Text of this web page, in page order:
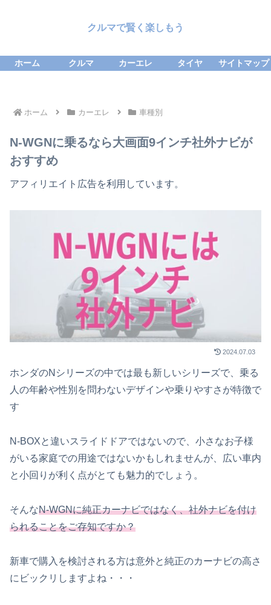
クルマで賢く楽しもう
ホーム クルマ カーエレ タイヤ サイトマップ
ホーム カーエレ 車種別
N-WGNに乗るなら大画面9インチ社外ナビが
おすすめ
アフィリエイト広告を利用しています。
2024.07.03
ホンダのNシリーズの中では最も新しいシリーズで、乗る
人の年齢や性別を問わないデザインや乗りやすさが特徴で
す
N-BOXと違いスライドドアではないので、小さなお子様
がいる家庭での用途ではないかもしれませんが、広い車内
と小回りが利く点がとても魅力的でしょう。
そんなN-WGNに純正カーナビではなく、社外ナビを付け
られることをご存知ですか？
新車で購入を検討される方は意外と純正のカーナビの高さ
にビックリしますよね・・・